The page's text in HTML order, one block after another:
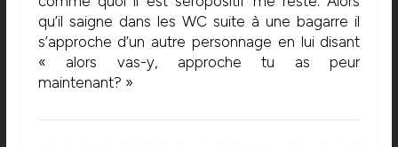
qu’il saigne dans les WC suite à une bagarre il
s’approche d’un autre personnage en lui disant
« alors vas-y, approche tu as peur
maintenant? »